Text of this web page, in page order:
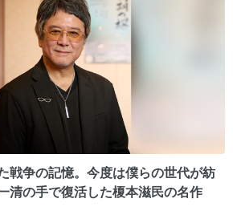
戦争の記憶。今度は僕らの世代が紡
の手で復活した榎本滋民の名作